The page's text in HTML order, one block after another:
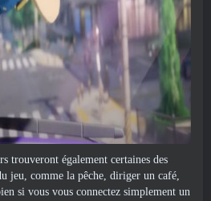
trouveront également certaines des
jeu, comme la pêche, diriger un café,
si vous vous connectez simplement un